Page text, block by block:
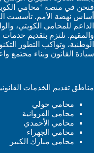
فنحن في منصة ‘محامي
أساس نهضة الأمم. تأسست
الداعم للمحامي الكويتي،
والمقيم. نلتزم بتقديم خدمات
الوطنية، وتواكب التطور
سيادة القانون وبناء مجتمع
مناطق تقديم الخدمات
محامي حولي
محامي الفروانية
محامي الأحمدي
محامي الجهراء
محامي مبارك الكبير